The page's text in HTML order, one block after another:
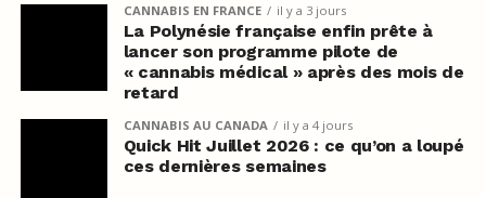
CANNABIS EN FRANCE il y a 3 jours
La Polynésie française enfin prête à
lancer son programme pilote de
« cannabis médical » après des mois de
retard
CANNABIS AU CANADA il y a 4 jours
Quick Hit Juillet 2026 : ce qu’on a loupé
ces dernières semaines